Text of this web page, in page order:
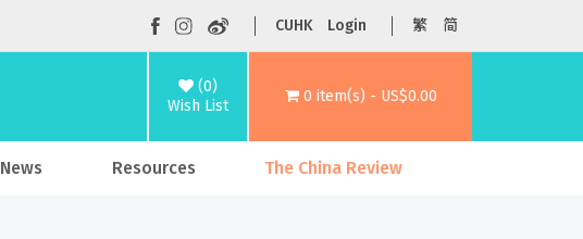
CUHK Login 繁 简
(0)
Wish List
0 item(s) - US$0.00
News Resources The China Review